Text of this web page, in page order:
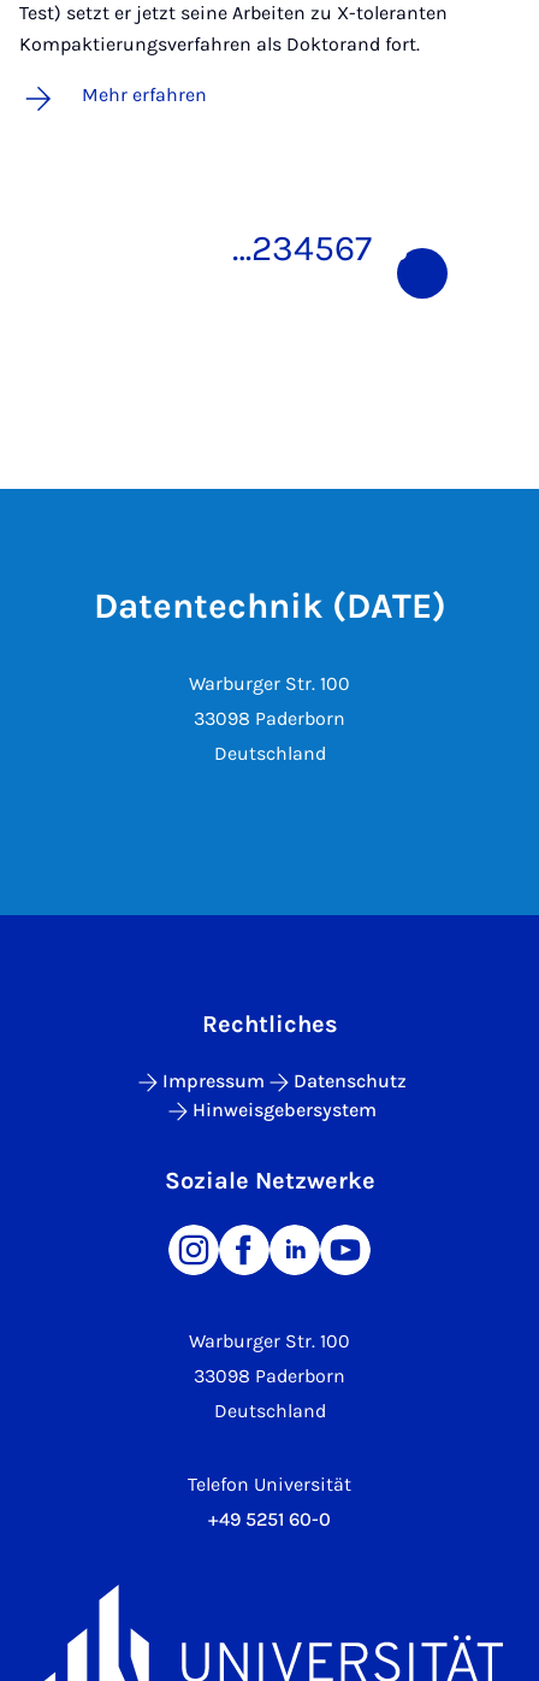
Test) setzt er jetzt seine Arbeiten zu X-toleranten
Kompaktierungsverfahren als Doktorand fort.
Mehr erfahren
…234567 8
Datentechnik (DATE)
Warburger Str. 100
33098 Paderborn
Deutschland
Warburger Str. 100
33098 Paderborn
Deutschland
Telefon Universität
+49 5251 60-0
Rechtliches
Impressum
Datenschutz
Hinweisgebersystem
Soziale Netzwerke